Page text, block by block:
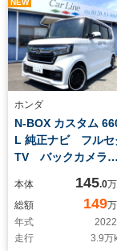
NEW
ホンダ
N-BOX カスタム
L 純正ナビ フルセ
TV バックカメラ
ア アダプティブク
ーズコントロール
子パーキングブレー
キ LEDヘッドラン
本体 145.0
総額
149
年式
2022
走行
3.9万